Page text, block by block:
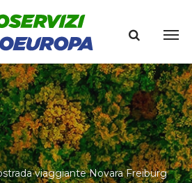
viaggiante Novara Freiburg